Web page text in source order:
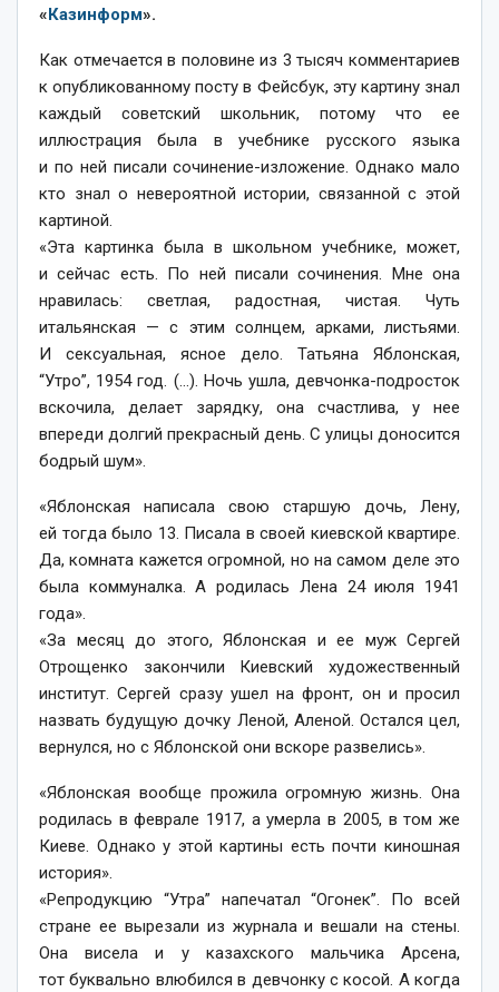
«Казинформ».
Как отмечается в половине из 3 тысяч комментариев
к опубликованному посту в Фейсбук, эту картину знал
каждый советский школьник, потому что ее
иллюстрация была в учебнике русского языка
и по ней писали сочинение-изложение. Однако мало
кто знал о невероятной истории, связанной с этой
картиной.
«Эта картинка была в школьном учебнике, может,
и сейчас есть. По ней писали сочинения. Мне она
нравилась: светлая, радостная, чистая. Чуть
итальянская — с этим солнцем, арками, листьями.
И сексуальная, ясное дело. Татьяна Яблонская,
“Утро”, 1954 год. (…). Ночь ушла, девчонка-подросток
вскочила, делает зарядку, она счастлива, у нее
впереди долгий прекрасный день. С улицы доносится
бодрый шум».
«Яблонская написала свою старшую дочь, Лену,
ей тогда было 13. Писала в своей киевской квартире.
Да, комната кажется огромной, но на самом деле это
была коммуналка. А родилась Лена 24 июля 1941
года».
«За месяц до этого, Яблонская и ее муж Сергей
Отрощенко закончили Киевский художественный
институт. Сергей сразу ушел на фронт, он и просил
назвать будущую дочку Леной, Аленой. Остался цел,
вернулся, но с Яблонской они вскоре развелись».
«Яблонская вообще прожила огромную жизнь. Она
родилась в феврале 1917, а умерла в 2005, в том же
Киеве. Однако у этой картины есть почти киношная
история».
«Репродукцию “Утра” напечатал “Огонек”. По всей
стране ее вырезали из журнала и вешали на стены.
Она висела и у казахского мальчика Арсена,
тот буквально влюбился в девчонку с косой. А когда